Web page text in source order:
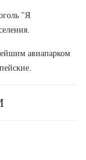
"Я
авиапарком